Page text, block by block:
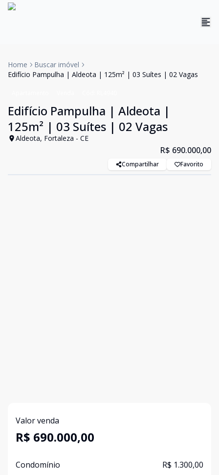
Home
Buscar imóvel
Edifício Pampulha | Aldeota | 125m² | 03 Suítes | 02 Vagas
Edifício Pampulha | Aldeota |
125m² | 03 Suítes | 02 Vagas
Aldeota, Fortaleza - CE
R$ 690.000,00
Compartilhar Favorito
Valor venda
R$ 690.000,00
Condomínio R$ 1.300,00